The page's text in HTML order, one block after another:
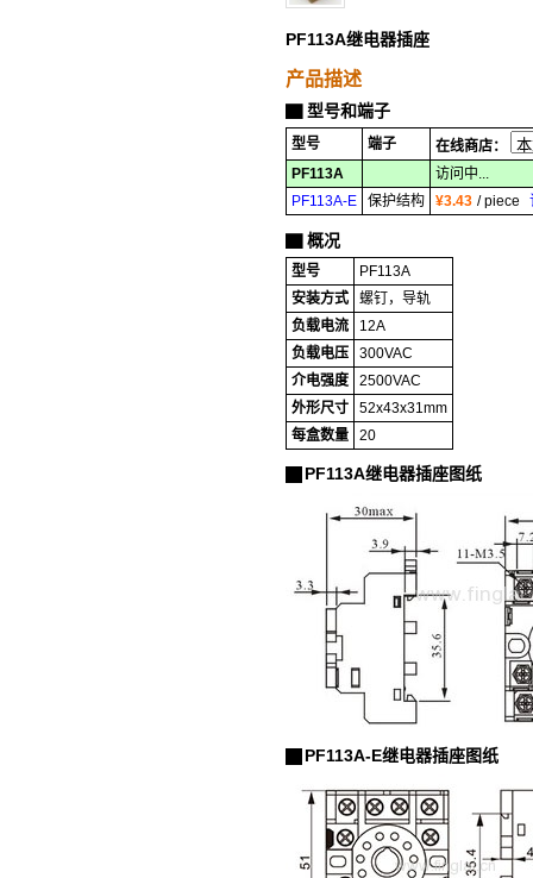
PF113A继电器插座
产品描述
型号和端子
型号 端子
在线商店：
PF113A
访问中...
PF113A-E
保护结构 ¥3.43 / piece
概况
型号
PF113A
安装方式
螺钉，导轨
负载电流
12A
负载电压
300VAC
介电强度
2500VAC
外形尺寸
52x43x31mm
每盒数量
20
PF113A继电器插座图纸
PF113A-E继电器插座图纸